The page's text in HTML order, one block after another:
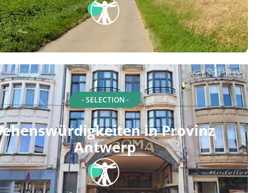
- SELECTION -
in Provinz
Antwerp